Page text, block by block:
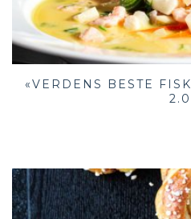
«VERDENS BESTE
2.0